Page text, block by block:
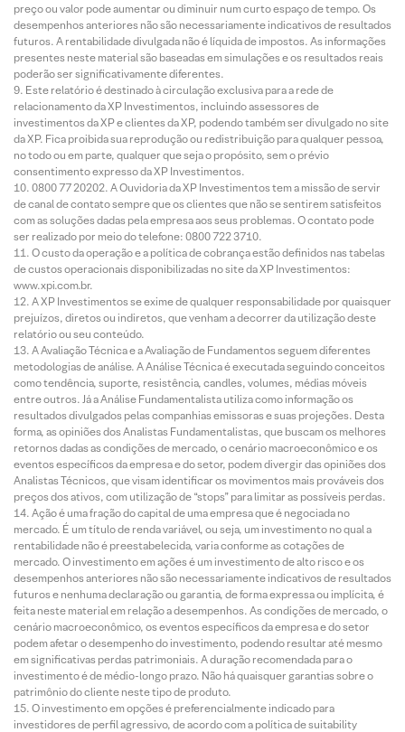
preço ou valor pode aumentar ou diminuir num curto espaço de tempo. Os
desempenhos anteriores não são necessariamente indicativos de resultados
futuros. A rentabilidade divulgada não é líquida de impostos. As informações
presentes neste material são baseadas em simulações e os resultados reais
poderão ser significativamente diferentes.
Este relatório é destinado à circulação exclusiva para a rede de
relacionamento da XP Investimentos, incluindo assessores de
investimentos da XP e clientes da XP, podendo também ser divulgado no site
da XP. Fica proibida sua reprodução ou redistribuição para qualquer pessoa,
no todo ou em parte, qualquer que seja o propósito, sem o prévio
consentimento expresso da XP Investimentos.
0800 77 20202. A Ouvidoria da XP Investimentos tem a missão de servir
de canal de contato sempre que os clientes que não se sentirem satisfeitos
com as soluções dadas pela empresa aos seus problemas. O contato pode
ser realizado por meio do telefone: 0800 722 3710.
O custo da operação e a política de cobrança estão definidos nas tabelas
de custos operacionais disponibilizadas no site da XP Investimentos:
www.xpi.com.br.
A XP Investimentos se exime de qualquer responsabilidade por quaisquer
prejuízos, diretos ou indiretos, que venham a decorrer da utilização deste
relatório ou seu conteúdo.
A Avaliação Técnica e a Avaliação de Fundamentos seguem diferentes
metodologias de análise. A Análise Técnica é executada seguindo conceitos
como tendência, suporte, resistência, candles, volumes, médias móveis
entre outros. Já a Análise Fundamentalista utiliza como informação os
resultados divulgados pelas companhias emissoras e suas projeções. Desta
forma, as opiniões dos Analistas Fundamentalistas, que buscam os melhores
retornos dadas as condições de mercado, o cenário macroeconômico e os
eventos específicos da empresa e do setor, podem divergir das opiniões dos
Analistas Técnicos, que visam identificar os movimentos mais prováveis dos
preços dos ativos, com utilização de “stops” para limitar as possíveis perdas.
Ação é uma fração do capital de uma empresa que é negociada no
mercado. É um título de renda variável, ou seja, um investimento no qual a
rentabilidade não é preestabelecida, varia conforme as cotações de
mercado. O investimento em ações é um investimento de alto risco e os
desempenhos anteriores não são necessariamente indicativos de resultados
futuros e nenhuma declaração ou garantia, de forma expressa ou implícita, é
feita neste material em relação a desempenhos. As condições de mercado, o
cenário macroeconômico, os eventos específicos da empresa e do setor
podem afetar o desempenho do investimento, podendo resultar até mesmo
em significativas perdas patrimoniais. A duração recomendada para o
investimento é de médio-longo prazo. Não há quaisquer garantias sobre o
patrimônio do cliente neste tipo de produto.
O investimento em opções é preferencialmente indicado para
investidores de perfil agressivo, de acordo com a política de suitability